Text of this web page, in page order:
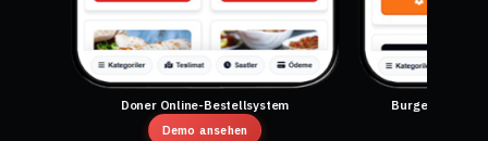
Online-Bestellsystem
Burger-Restaurant Bestellsystem